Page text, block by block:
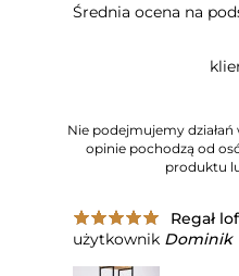
Średnia ocena na
Nie podejmujemy
opinie pochodzą od
produktu
Regał
użytkownik Dominik